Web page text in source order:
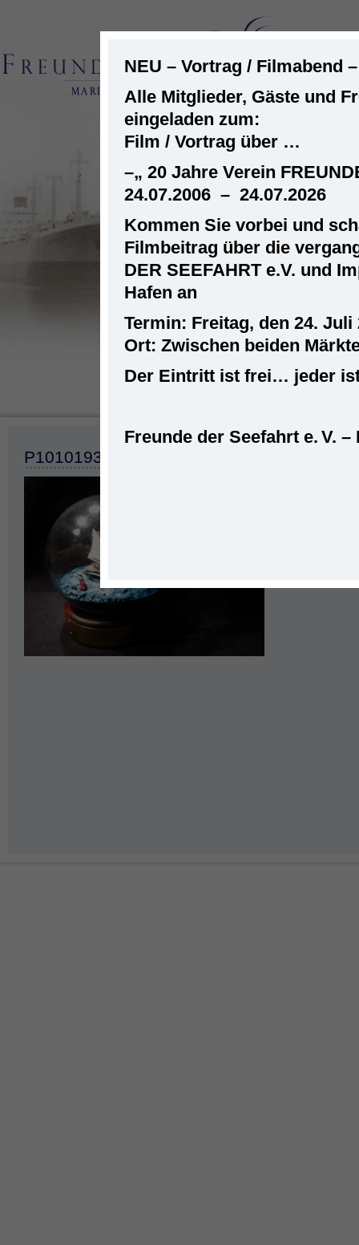
Startseite »
P1010193
NEU – Vortrag / Filmabend
Alle Mitglieder, Gäste und
eingeladen zum:
Film / Vortrag über …
–„ 20 Jahre Verein
24.07.2006 – 24.07.2026
Kommen Sie vorbei und
Filmbeitrag über die
DER SEEFAHRT e.V. und
Hafen an
Termin: Freitag, den 24. Juli
Ort: Zwischen beiden
Der Eintritt ist frei… jeder
Freunde der Seefahrt e. V. –